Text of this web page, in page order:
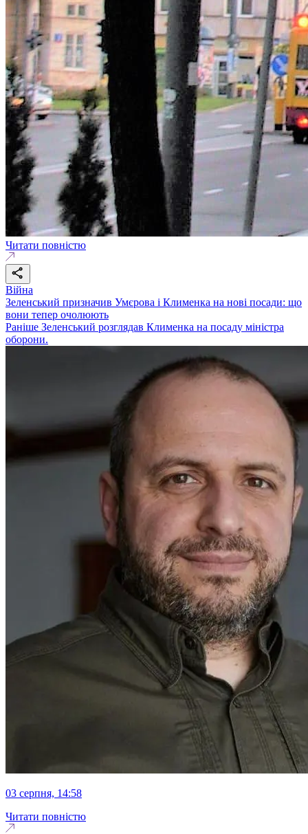
Читати повністю
Війна
Зеленський призначив Умєрова і Клименка на нові посади: що
вони тепер очолюють
Раніше Зеленський розглядав Клименка на посаду міністра
оборони.
03 серпня, 14:58
Читати повністю